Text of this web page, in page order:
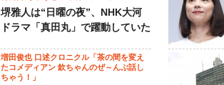
堺雅人は“日曜の夜”、NHK大河
ドラマ「真田丸」で躍動していた
増田俊也 口述クロニクル「茶の間を変え
たコメディアン 欽ちゃんのぜ～んぶ話し
ちゃう！」